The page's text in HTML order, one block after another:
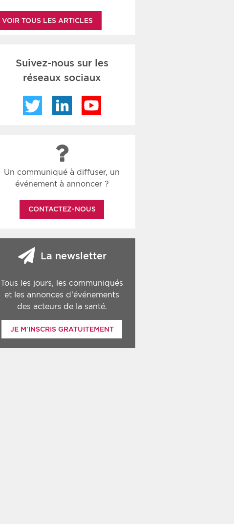
VOIR TOUS LES ARTICLES
Suivez-nous sur les
réseaux sociaux
Twitter LinkedIn
Un communiqué à diffuser, un
événement à annoncer ?
CONTACTEZ-NOUS
La newsletter
Tous les jours, les communiqués
et les annonces d'événements
des acteurs de la santé.
JE M'INSCRIS GRATUITEMENT